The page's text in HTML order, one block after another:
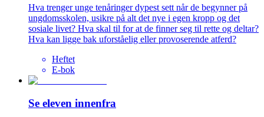
Hva trenger unge tenåringer dypest sett når de begynner på
ungdomsskolen, usikre på alt det nye i egen kropp og det
sosiale livet? Hva skal til for at de finner seg til rette og deltar?
Hva kan ligge bak uforståelig eller provoserende atferd?
Heftet
E-bok
Se eleven innenfra